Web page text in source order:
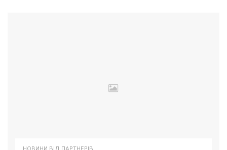
НОВИНИ ВІД ПАРТНЕРІВ